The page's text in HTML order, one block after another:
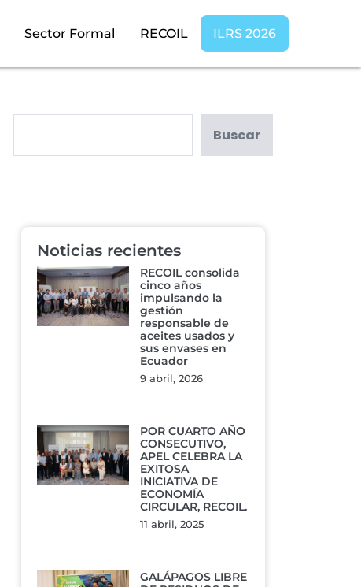
Sector Formal RECOIL ILRS 2026
Buscar
Noticias recientes
RECOIL consolida
cinco años
impulsando la
gestión
responsable de
aceites usados y
sus envases en
Ecuador
9 abril, 2026
POR CUARTO AÑO
CONSECUTIVO,
APEL CELEBRA LA
EXITOSA
INICIATIVA DE
ECONOMÍA
CIRCULAR, RECOIL.
11 abril, 2025
GALÁPAGOS LIBRE